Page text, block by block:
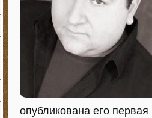
опубликована его